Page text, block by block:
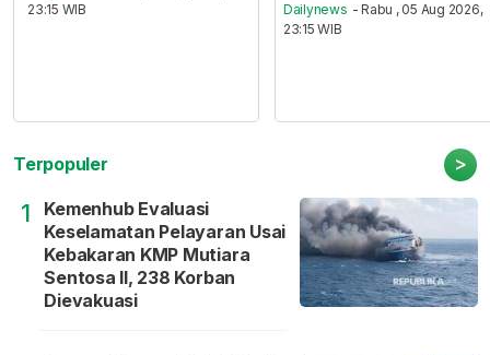
23:15 WIB
Dailynews - Rabu , 05 Aug 2026,
23:15 WIB
Terpopuler >
1
Kemenhub Evaluasi
Keselamatan Pelayaran Usai
Kebakaran KMP Mutiara
Sentosa II, 238 Korban
Dievakuasi